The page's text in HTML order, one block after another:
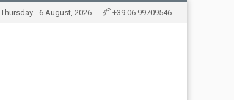
Thursday - 6 August, 2026 +39 06 99709546